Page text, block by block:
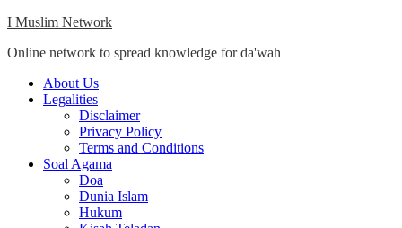
Skip
content
I Muslim Network
Online network to spread knowledge for da'wah
Close
Menu
About Us
Legalities
Disclaimer
Privacy Policy
Terms and Conditions
Soal Agama
Doa
Dunia Islam
Hukum